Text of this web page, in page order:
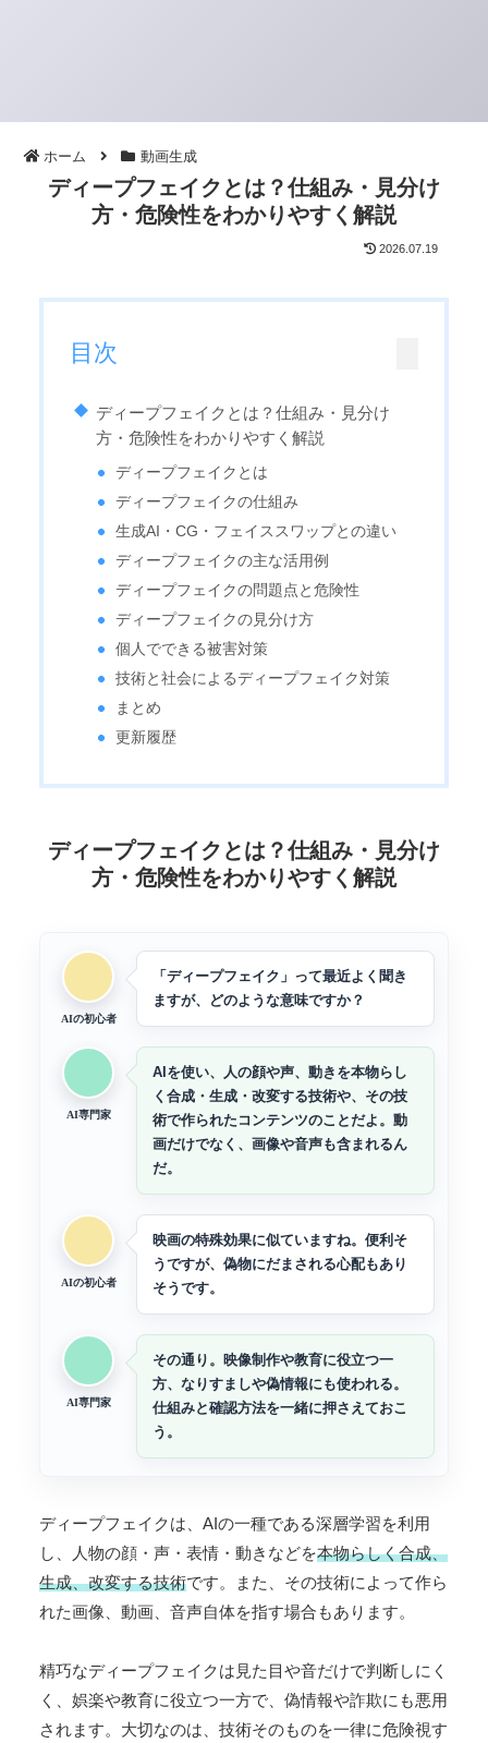
ホーム 動画生成
ディープフェイクとは？仕組み・見分け
方・危険性をわかりやすく解説
2026.07.19
目次
ディープフェイクとは？仕組み・見分け
方・危険性をわかりやすく解説
ディープフェイクとは
ディープフェイクの仕組み
生成AI・CG・フェイススワップとの違い
ディープフェイクの主な活用例
ディープフェイクの問題点と危険性
ディープフェイクの見分け方
個人でできる被害対策
技術と社会によるディープフェイク対策
まとめ
更新履歴
ディープフェイクとは？仕組み・見分け
方・危険性をわかりやすく解説
AIの初心者
「ディープフェイク」って最近よく聞き
ますが、どのような意味ですか？
AI専門家
AIを使い、人の顔や声、動きを本物らし
く合成・生成・改変する技術や、その技
術で作られたコンテンツのことだよ。動
画だけでなく、画像や音声も含まれるん
だ。
AIの初心者
映画の特殊効果に似ていますね。便利そ
うですが、偽物にだまされる心配もあり
そうです。
AI専門家
その通り。映像制作や教育に役立つ一
方、なりすましや偽情報にも使われる。
仕組みと確認方法を一緒に押さえておこ
う。
ディープフェイクは、AIの一種である深層学習を利用
し、人物の顔・声・表情・動きなどを本物らしく合成、
生成、改変する技術です。また、その技術によって作ら
れた画像、動画、音声自体を指す場合もあります。
精巧なディープフェイクは見た目や音だけで判断しにく
く、娯楽や教育に役立つ一方で、偽情報や詐欺にも悪用
されます。大切なのは、技術そのものを一律に危険視す